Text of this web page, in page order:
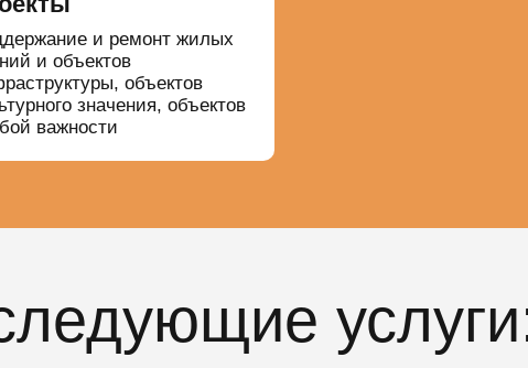
и ремонт жилых
и объектов
объектов
значения, объектов
важности